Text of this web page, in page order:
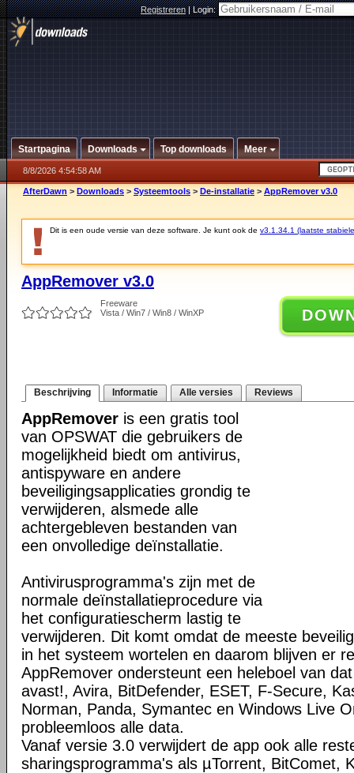
Registreren|Login:
Startpagina Downloads Top downloads Meer
8/8/2026 4:54:58 AM
AfterDawn > Downloads > Systeemtools > De-installatie > AppRemover v3.0
Dit is een oude versie van deze software. Je kunt ook de v3.1.34.1 (laatste
AppRemover v3.0
Freeware
Vista / Win7 / Win8 / WinXP
Beschrijving Informatie Alle versies Reviews
AppRemover is een gratis tool
van OPSWAT die gebruikers de
mogelijkheid biedt om antivirus,
antispyware en andere
beveiligingsapplicaties grondig te
verwijderen, alsmede alle
achtergebleven bestanden van
een onvolledige deïnstallatie.
Antivirusprogramma's zijn met de
normale deïnstallatieprocedure via
het configuratiescherm lastig te
verwijderen. Dit komt omdat de meeste
in het systeem wortelen en daarom blijven er
AppRemover ondersteunt een heleboel van
avast!, Avira, BitDefender, ESET, F-Secure,
Norman, Panda, Symantec en Windows Live
probleemloos alle data.
Vanaf versie 3.0 verwijdert de app ook alle
sharingsprogramma's als µTorrent, BitComet,